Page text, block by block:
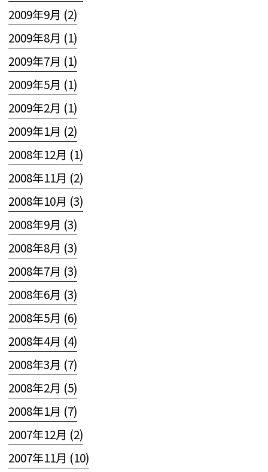
2009年9月 (2)
2009年8月 (1)
2009年7月 (1)
2009年5月 (1)
2009年2月 (1)
2009年1月 (2)
2008年12月 (1)
2008年11月 (2)
2008年10月 (3)
2008年9月 (3)
2008年8月 (3)
2008年7月 (3)
2008年6月 (3)
2008年5月 (6)
2008年4月 (4)
2008年3月 (7)
2008年2月 (5)
2008年1月 (7)
2007年12月 (2)
2007年11月 (10)